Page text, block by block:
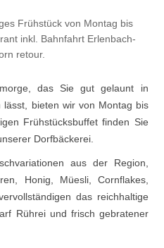
Frühstück von Montag bis
inkl. Bahnfahrt Erlenbach-
retour.
das Sie gut gelaunt in
lässt, bieten wir von Montag bis
Frühstücksbuffet finden Sie
Dorfbäckerei.
aus der Region,
Honig, Müesli, Cornflakes,
das reichhaltige
Rührei und frisch gebratener